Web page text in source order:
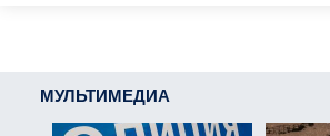
МУЛЬТИМЕДИА